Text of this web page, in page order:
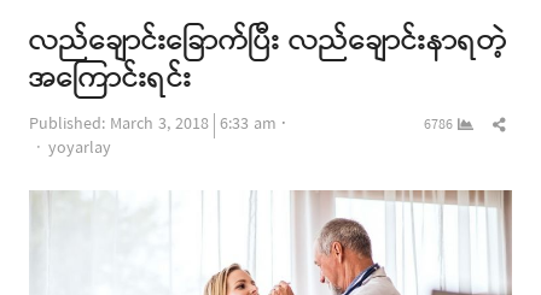
panel
လည်ချောင်းခြောက်ပြီး လည်ချောင်းနာရတဲ့
အကြောင်းရင်း
Published: March 3, 2018 6:33 am
Author
yoyarlay
6786